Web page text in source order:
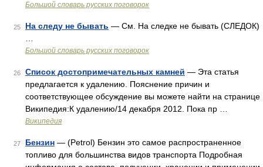
Большой словарь русских поговорок
25 На следу не бывать — См. На следке не бывать (СЛЕДОК)
Большой словарь русских поговорок
26 Список достопримечательных камней — Эта статья
предлагается к удалению. Пояснение причин и
соответствующее обсуждение вы можете найти на странице
Википедия:К удалению/14 декабря 2012. Пока пр …
Википедия
27 Бензин — (Petrol) Бензин это самое распространенное
топливо для большинства видов транспорта Подробная